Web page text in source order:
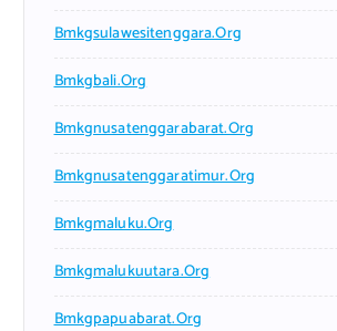
Bmkgsulawesitenggara.org
Bmkgbali.org
Bmkgnusatenggarabarat.org
Bmkgnusatenggaratimur.org
Bmkgmaluku.org
Bmkgmalukuutara.org
Bmkgpapuabarat.org